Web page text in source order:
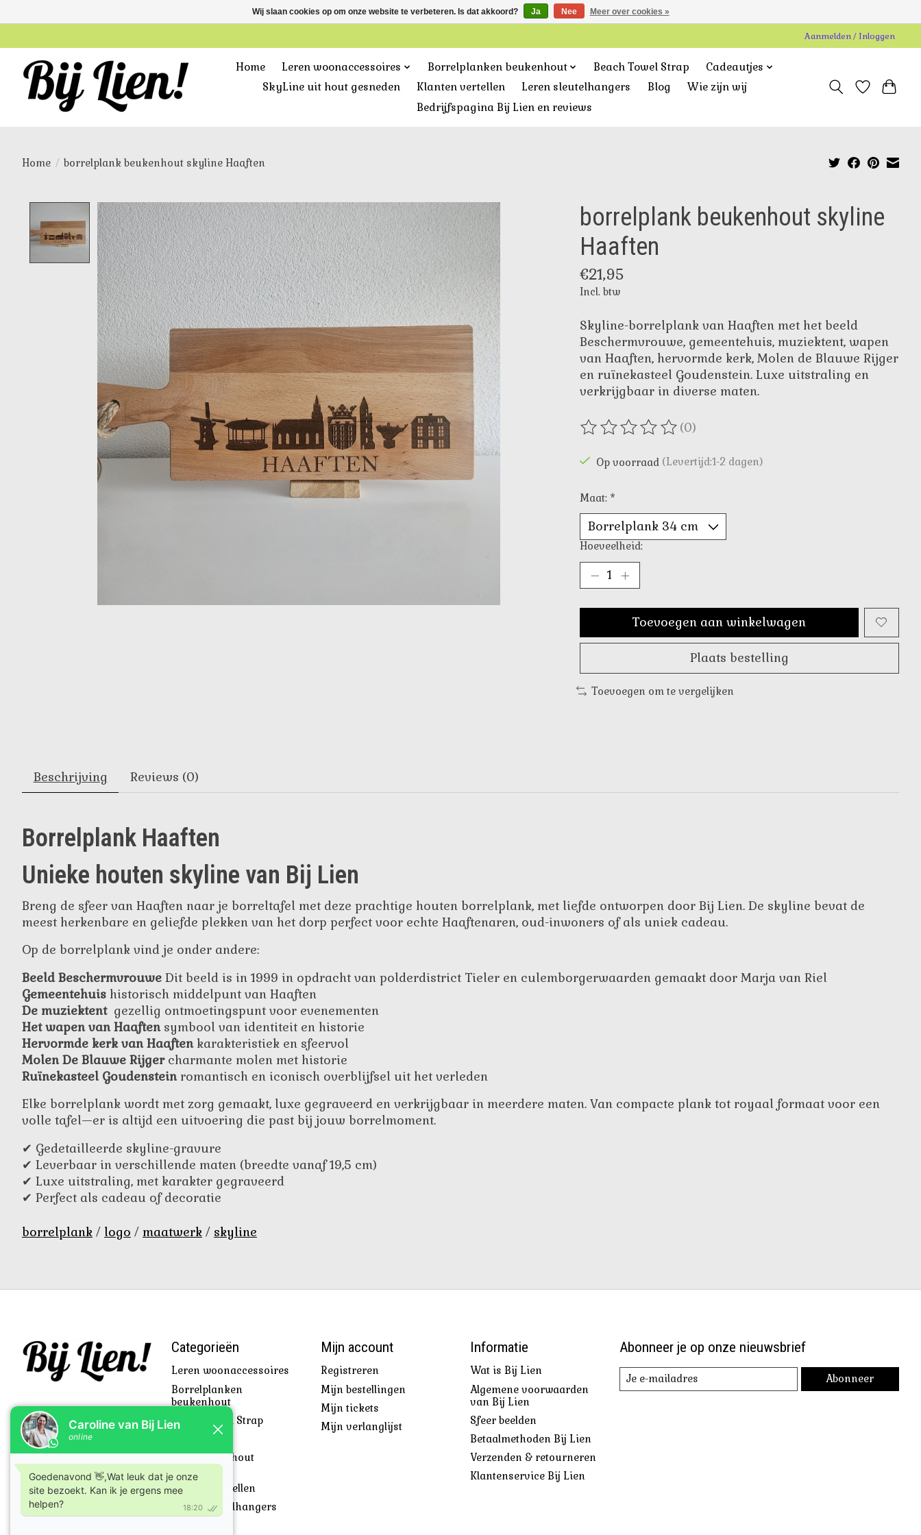
Aanmelden / Inloggen
Home Leren woonaccessoires Borrelplanken beukenhout Beach Towel Strap
Cadeautjes
SkyLine uit hout gesneden
Klanten vertellen Leren sleutelhangers Blog
Wie zijn wij
Bedrijfspagina Bij Lien en reviews
Home / borrelplank beukenhout skyline Haaften
Product image slideshow Items
borrelplank beukenhout skyline
Haaften
€21,95
Incl. btw
Skyline-borrelplank van Haaften met het beeld
Beschermvrouwe, gemeentehuis, muziektent, wapen
van Haaften, hervormde kerk, Molen de Blauwe Rijger
en ruïnekasteel Goudenstein. Luxe uitstraling en
verkrijgbaar in diverse maten.
De beoordeling van dit product is
(0)
Op voorraad (Levertijd:1-2 dagen)
Maat: *
Hoeveelheid:
Toevoegen aan winkelwagen
Plaats bestelling
Toevoegen om te vergelijken
Beschrijving Reviews (0)
Borrelplank Haaften
Unieke houten skyline van Bij Lien
Breng de sfeer van Haaften naar je borreltafel met deze prachtige houten borrelplank, met liefde ontworpen door Bij Lien. De skyline bevat de
meest herkenbare en geliefde plekken van het dorp perfect voor echte Haaftenaren, oud-inwoners of als uniek cadeau.
Op de borrelplank vind je onder andere:
Beeld Beschermvrouwe Dit beeld is in 1999 in opdracht van polderdistrict Tieler en culemborgerwaarden gemaakt door Marja van Riel
Gemeentehuis historisch middelpunt van Haaften
De muziektentgezellig ontmoetingspunt voor evenementen
Het wapen van Haaftensymbool van identiteit en historie
Hervormde kerk van Haaftenkarakteristiek en sfeervol
Molen De Blauwe Rijgercharmante molen met historie
Ruïnekasteel Goudensteinromantisch en iconisch overblijfsel uit het verleden
Elke borrelplank wordt met zorg gemaakt, luxe gegraveerd en verkrijgbaar in meerdere maten. Van compacte plank tot royaal formaat voor een
volle tafel—er is altijd een uitvoering die past bij jouw borrelmoment.
✔ Gedetailleerde skyline-gravure
✔ Leverbaar in verschillende maten (breedte vanaf 19,5 cm)
✔ Luxe uitstraling, met karakter gegraveerd
✔ Perfect als cadeau of decoratie
borrelplank / logo / maatwerk / skyline
Categorieën
Leren woonaccessoires
Borrelplanken
beukenhout
Beach Towel Strap
SkyLine uit hout
Klanten vertellen
Leren sleutelhangers
Mijn account
Registreren
Mijn bestellingen
Mijn tickets
Mijn verlanglijst
Informatie
Wat is Bij Lien
Algemene voorwaarden
van Bij Lien
Sfeer beelden
Betaalmethoden Bij Lien
Verzenden & retourneren
Klantenservice Bij Lien
Abonneer je op onze nieuwsbrief
Abonneer
Wij slaan cookies op om onze website te verbeteren. Is dat akkoord? Ja Nee Meer over cookies »